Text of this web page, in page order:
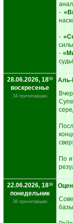
-
-
-
28.06.2026, 1859
воскресенье
34 прочитавших
Аль-
По
22.06.2026, 1838
понедельник
36 прочитавших